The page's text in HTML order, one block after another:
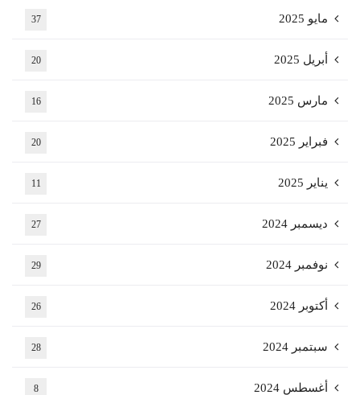
مايو 2025 37
أبريل 2025 20
مارس 2025 16
فبراير 2025 20
يناير 2025 11
ديسمبر 2024 27
نوفمبر 2024 29
أكتوبر 2024 26
سبتمبر 2024 28
أغسطس 2024 8